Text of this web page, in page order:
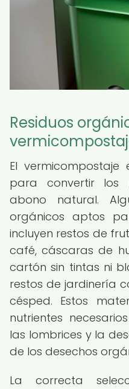
Residuos
El
para convertir los
abono natural.
orgánicos aptos
incluyen restos de
café, cáscaras de
cartón sin tintas ni
restos de jardinería
césped. Estos
nutrientes
las lombrices y la
de los desechos
La correcta